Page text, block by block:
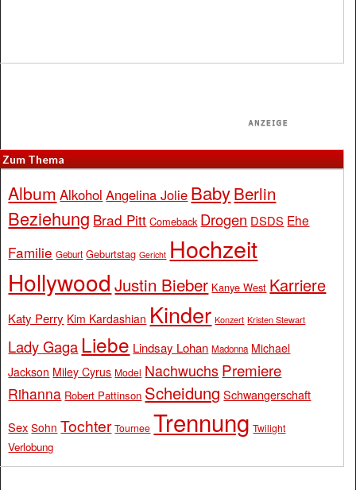
Zum Thema
Album Alkohol Angelina Jolie BabyBerlin
Beziehung Brad Pitt Comeback Drogen DSDS Ehe
Familie Geburt Geburtstag Gericht Hochzeit
Hollywood Justin Bieber Kanye West Karriere
Katy Perry Kim Kardashian Kinder Konzert Kristen Stewart
Lady Gaga Liebe Lindsay Lohan Madonna Michael
Jackson Miley Cyrus Model Nachwuchs Premiere
Rihanna Robert Pattinson Scheidung Schwangerschaft
Sex Sohn Tochter Tournee Trennung Twilight
Verlobung